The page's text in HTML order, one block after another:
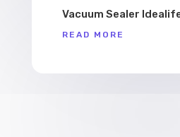
Vacuum Sealer
READ MORE